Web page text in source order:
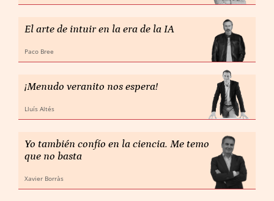
El arte de intuir en la era de la IA
Paco Bree
¡Menudo veranito nos espera!
Lluís Altés
Yo también confío en la ciencia. Me temo
que no basta
Xavier Borràs